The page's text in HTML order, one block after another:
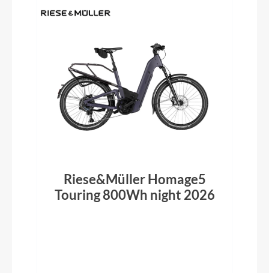
Riese&Müller Homage5
Touring 800Wh night 2026